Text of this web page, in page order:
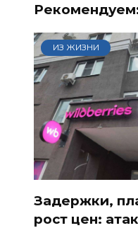
ИЗ ЖИЗНИ
Задержки,
рост цен: